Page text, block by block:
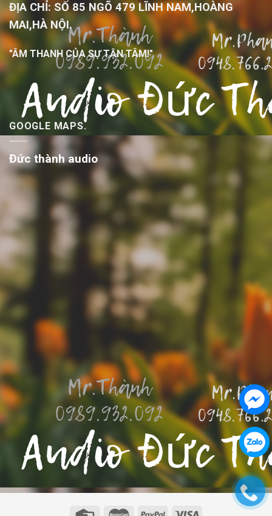
ĐỊA CHỈ: SỐ 85 NGÕ 479 LĨNH NAM,HOÀNG
MAI,HÀ NỘI.
"ÂM THANH CỦA SỰ TẬN TÂM!"
GOOGLE MAPS.
Đức thành audio